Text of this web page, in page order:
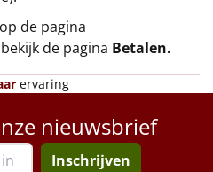
de pagina
de pagina Betalen.
ervaring
nieuwsbrief
Inschrijven